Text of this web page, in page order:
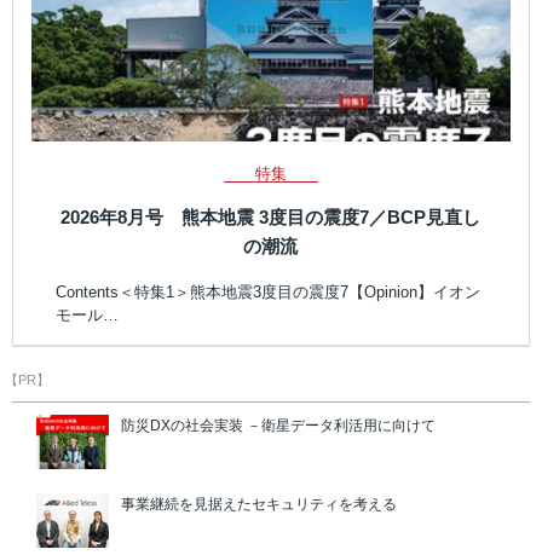
特集
2026年8月号 熊本地震 3度目の震度7／BCP見直し
の潮流
Contents＜特集1＞熊本地震3度目の震度7【Opinion】イオン
モール…
【PR】
防災DXの社会実装 －衛星データ利活用に向けて
事業継続を見据えたセキュリティを考える